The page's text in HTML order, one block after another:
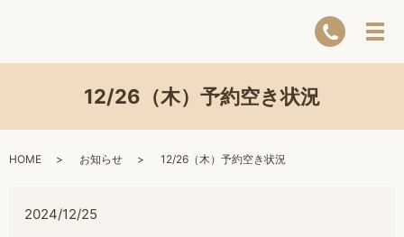
12/26（木）予約空き状況
HOME お知らせ 12/26（木）予約空き状況
2024/12/25